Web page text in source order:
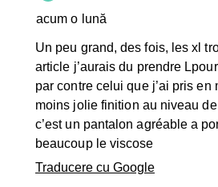
acum o lună
Un peu grand, des fois, les xl
article j’aurais du prendre
par contre celui que j’ai pris en
moins jolie finition au niveau de
c’est un pantalon agréable a
beaucoup le viscose
Traducere cu Google